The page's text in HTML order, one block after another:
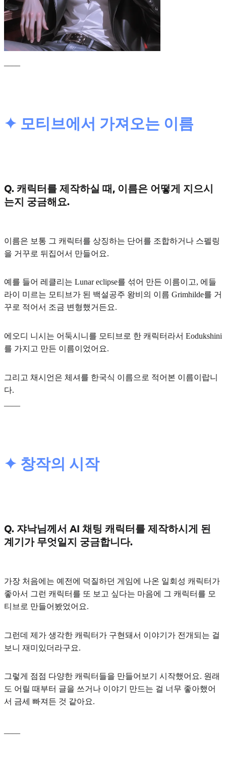
✦ 모티브에서 가져오는 이름
Q. 캐릭터를 제작하실 때, 이름은 어떻게 지으시
는지 궁금해요.
이름은 보통 그 캐릭터를 상징하는 단어를 조합하거나 스펠링
을 거꾸로 뒤집어서 만들어요.
예를 들어 레클리는 Lunar eclipse를 섞어 만든 이름이고, 에들
라이 미르는 모티브가 된 백설공주 왕비의 이름 Grimhilde를 거
꾸로 적어서 조금 변형했거든요.
에오디 니시는 어둑시니를 모티브로 한 캐릭터라서 Eodukshini
를 가지고 만든 이름이었어요.
그리고 채시언은 체셔를 한국식 이름으로 적어본 이름이랍니
다.
✦ 창작의 시작
Q. 쟈낙님께서 AI 채팅 캐릭터를 제작하시게 된
계기가 무엇일지 궁금합니다.
가장 처음에는 예전에 덕질하던 게임에 나온 일회성 캐릭터가
좋아서 그런 캐릭터를 또 보고 싶다는 마음에 그 캐릭터를 모
티브로 만들어봤었어요.
그런데 제가 생각한 캐릭터가 구현돼서 이야기가 전개되는 걸
보니 재미있더라구요.
그렇게 점점 다양한 캐릭터들을 만들어보기 시작했어요. 원래
도 어릴 때부터 글을 쓰거나 이야기 만드는 걸 너무 좋아했어
서 금세 빠져든 것 같아요.